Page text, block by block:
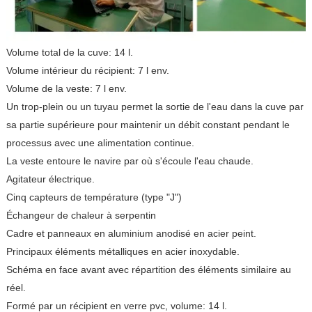
Volume total de la cuve: 14 l.
Volume intérieur du récipient: 7 l env.
Volume de la veste: 7 l env.
Un trop-plein ou un tuyau permet la sortie de l'eau dans la cuve par
sa partie supérieure pour maintenir un débit constant pendant le
processus avec une alimentation continue.
La veste entoure le navire par où s'écoule l'eau chaude.
Agitateur électrique.
Cinq capteurs de température (type "J")
Échangeur de chaleur à serpentin
Cadre et panneaux en aluminium anodisé en acier peint.
Principaux éléments métalliques en acier inoxydable.
Schéma en face avant avec répartition des éléments similaire au
réel.
Formé par un récipient en verre pvc, volume: 14 l.